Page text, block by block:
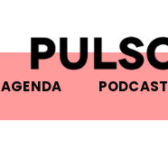
AGENDA PODCAST